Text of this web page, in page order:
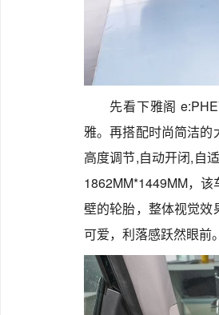
先看下雅阁
雅。再搭配时尚简洁
高度调节,自动开闭,自
1862MM*1449MM，
壁的轮胎，整体视觉
可爱，利落感跃然眼前。